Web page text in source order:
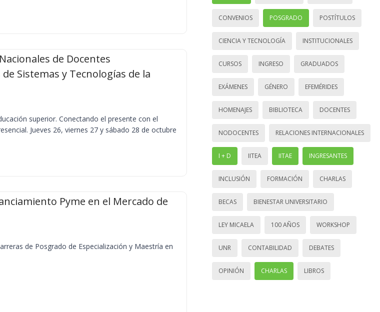
de Docentes
Sistemas y Tecnologías de la
superior. Conectando el presente con el
Jueves 26, viernes 27 y sábado 28 de octubre
Pyme en el Mercado de
de Posgrado de Especialización y Maestría en
CONVENIOS POSGRADO POSTÍTULOS
CIENCIA Y TECNOLOGÍA INSTITUCIONALES
CURSOS INGRESO GRADUADOS
EXÁMENES GÉNERO EFEMÉRIDES
HOMENAJES BIBLIOTECA DOCENTES
NODOCENTES RELACIONES INTERNACIONALES
I + D IITEA IITAE INGRESANTES
INCLUSIÓN FORMACIÓN CHARLAS
BECAS BIENESTAR UNIVERSITARIO
LEY MICAELA 100 AÑOS WORKSHOP
UNR CONTABILIDAD DEBATES
OPINIÓN CHARLAS LIBROS